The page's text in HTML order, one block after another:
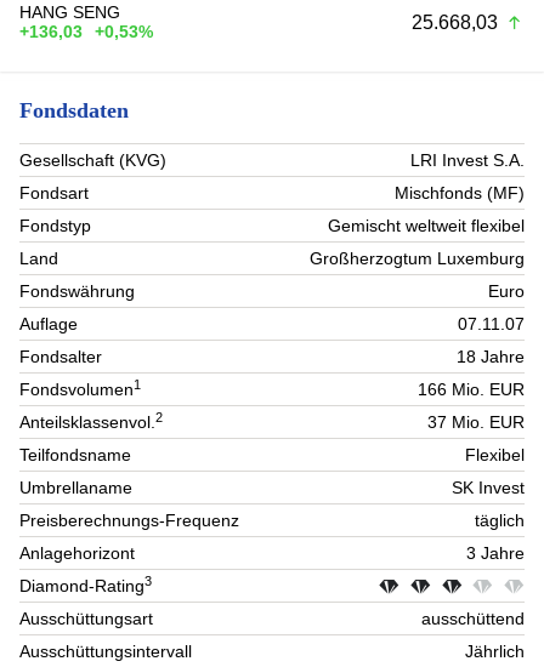
HANG SENG
+136,03
+0,53% 25.668,03
Fondsdaten
Gesellschaft (KVG)
LRI Invest S.A.
Fondsart
Mischfonds (MF)
Fondstyp
Gemischt weltweit flexibel
Land
Großherzogtum Luxemburg
Fondswährung
Euro
Auflage
07.11.07
Fondsalter
18 Jahre
Fondsvolumen1
166 Mio. EUR
Anteilsklassenvol.2
37 Mio. EUR
Teilfondsname
Flexibel
Umbrellaname
SK Invest
Preisberechnungs-Frequenz
täglich
Anlagehorizont
3 Jahre
Diamond-Rating3
Ausschüttungsart
ausschüttend
Ausschüttungsintervall
Jährlich